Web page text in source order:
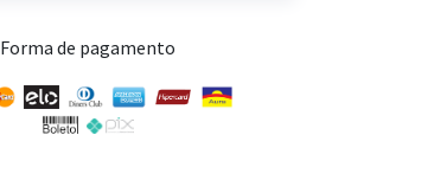
Forma de pagamento